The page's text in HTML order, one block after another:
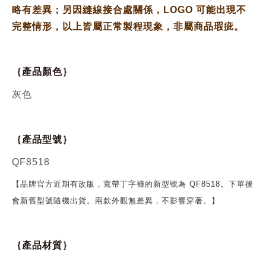
略有差異；另因縫線接合處關係，LOGO 可能出現不
完整情形，以上皆屬正常製程現象，非屬商品瑕疵。
｛產品顏色｝
灰色
｛產品型號｝
QF8518
【品牌官方近期有改版，寬帶丁字褲的新型號為 QF8518。下單後
會新舊型號隨機出貨。兩款外觀無差異，不影響穿著。】
｛產品材質｝